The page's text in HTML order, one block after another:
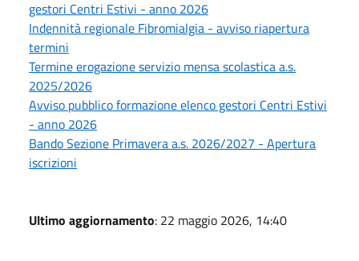
gestori Centri Estivi - anno 2026
Indennità regionale Fibromialgia - avviso riapertura
termini
Termine erogazione servizio mensa scolastica a.s.
2025/2026
Avviso pubblico formazione elenco gestori Centri Estivi
- anno 2026
Bando Sezione Primavera a.s. 2026/2027 - Apertura
iscrizioni
Ultimo aggiornamento: 22 maggio 2026, 14:40